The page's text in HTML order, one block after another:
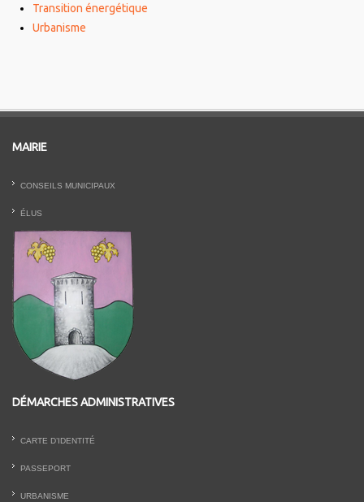
Transition énergétique
Urbanisme
MAIRIE
CONSEILS MUNICIPAUX
ÉLUS
DÉMARCHES ADMINISTRATIVES
CARTE D’IDENTITÉ
PASSEPORT
URBANISME